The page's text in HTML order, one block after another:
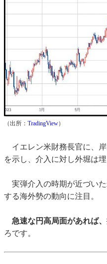
（出所： TradingView）
イエレン米財務長官に、
を示し、介入に対し外堀は埋
実弾介入の時期が近づい
する海外勢の動向に注目。
急速な円高局面があれば
ろです。